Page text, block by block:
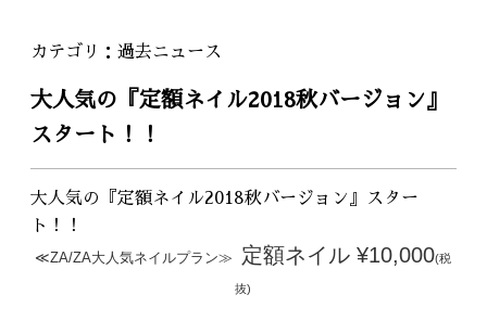
SHOPLIST
RECRUIT
WEB予約はこちら
カテゴリ 過去ニュース
大人気の『定額ネイル2018秋バージョン』
スタート！！
大人気の『定額ネイル2018秋バージョン』スター
ト！！
≪ZA/ZA大人気ネイルプラン≫ 定額ネイル ¥10,000(税
抜)